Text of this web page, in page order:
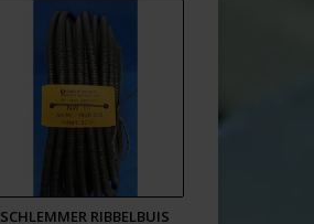
SCHLEMMER RIBBELBUIS